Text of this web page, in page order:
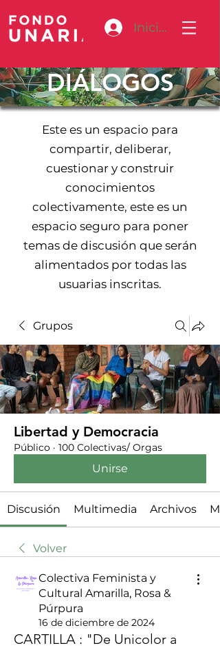
Iniciar sesión
DIÁLOGOS
Este es un espacio para
compartir, deliberar,
cuestionar y construir
conocimientos
colectivamente, este es un
espacio seguro para poner
temas de discusión que serán
alimentados por todas las
usuarias inscritas.
Grupos
Libertad y Democracia
Público · 100 Colectivas/ Orgas
Unirse
Discusión Multimedia Archivos
Volver
Colectiva Feminista y
Cultural Amarilla, Rosa &
Púrpura
16 de diciembre de 2024
CARTILLA : "De Unicolor a